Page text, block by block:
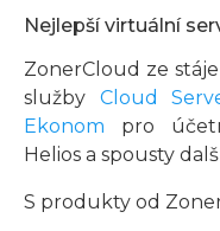
Nejlepší virtuální
ZonerCloud ze
služby Cloud
Ekonom pro
Helios a spousty
S produkty od